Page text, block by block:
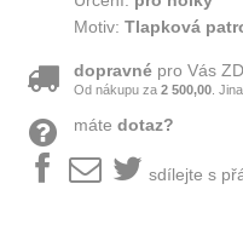
Motiv: Tlapková
dopravnépro Vás
Od nákupu za 2 500,00.
máte dotaz?
sdílejte s